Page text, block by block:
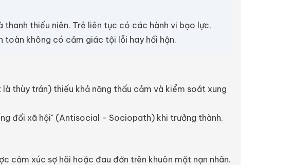
thiếu niên. Trẻ liên tục có các hành vi bạo lực,
toàn không có cảm giác tội lỗi hay hối hận.
thùy trán) thiếu khả năng thấu cảm và kiểm soát xung
đối xã hội" (Antisocial - Sociopath) khi trưởng thành.
cảm xúc sợ hãi hoặc đau đớn trên khuôn mặt nạn nhân.